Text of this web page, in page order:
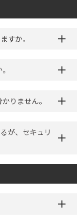
すか。
りません。
が、セキュリ